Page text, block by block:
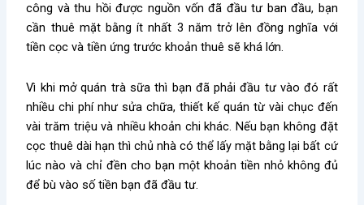
công và thu hồi được nguồn vốn đã đầu tư ban đầu, bạn
cần thuê mặt bằng ít nhất 3 năm trở lên đồng nghĩa với
tiền cọc và tiền ứng trước khoản thuê sẽ khá lớn.
Vì khi mở quán trà sữa thì bạn đã phải đầu tư vào đó rất
nhiều chi phí như sửa chữa, thiết kế quán từ vài chục đến
vài trăm triệu và nhiều khoản chi khác. Nếu bạn không đặt
cọc thuê dài hạn thì chủ nhà có thể lấy mặt bằng lại bất cứ
lúc nào và chỉ đền cho bạn một khoản tiền nhỏ không đủ
để bù vào số tiền bạn đã đầu tư.